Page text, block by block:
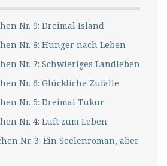
Nr. 9: Dreimal Island
Nr. 8: Hunger nach Leben
Nr. 7: Schwieriges Landleben
Nr. 6: Glückliche Zufälle
Nr. 5: Dreimal Tukur
Nr. 4: Luft zum Leben
Nr. 3: Ein Seelenroman, aber